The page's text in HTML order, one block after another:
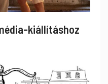
kiállításhoz